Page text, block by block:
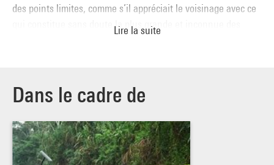
des points limites, comme s’il appréciait le voisinage avec ce
qui constitue sans doute la plus grande et inconnue des
Lire la suite
Dans le cadre de